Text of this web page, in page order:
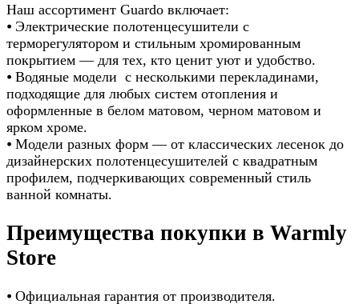
Наш ассортимент Guardo включает:
⦁ Электрические полотенцесушители с
терморегулятором и стильным хромированным
покрытием — для тех, кто ценит уют и удобство.
⦁ Водяные модели с несколькими перекладинами,
подходящие для любых систем отопления и
оформленные в белом матовом, черном матовом и
ярком хроме.
⦁ Модели разных форм — от классических лесенок до
дизайнерских полотенцесушителей с квадратным
профилем, подчеркивающих современный стиль
ванной комнаты.
Преимущества покупки в Warmly
Store
⦁ Официальная гарантия от производителя.